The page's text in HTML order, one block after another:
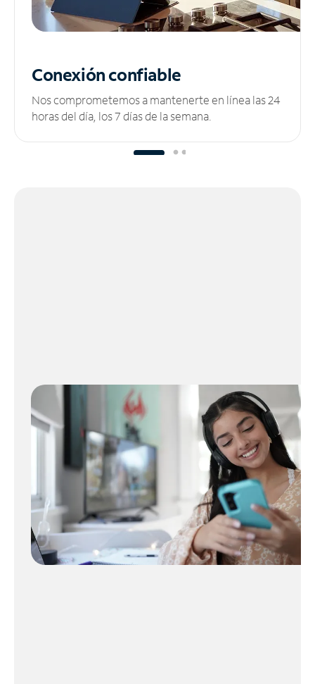
Conexión confiable
Nos comprometemos a mantenerte en línea las 24
horas del día, los 7 días de la semana.